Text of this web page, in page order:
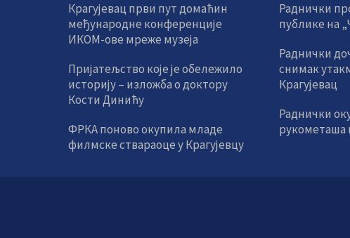
Крагујевац први пут домаћин
међународне конференције
ИКОМ-ове мреже музеја
Пријатељство које је обележило
историју – изложба о доктору
Кости Динићу
ФРКА поново окупила младе
филмске ствараоце у Крагујевцу
Раднички
публике на
Раднички
снимак
Крагујевац
Раднички
рукометаша